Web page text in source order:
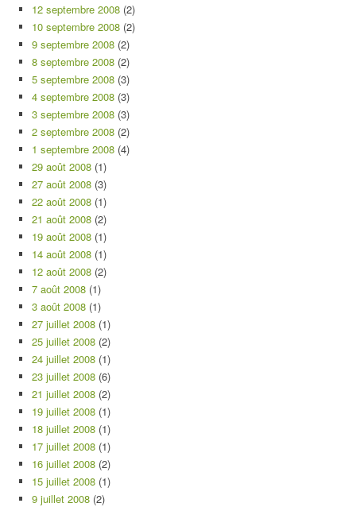
12 septembre 2008 (2)
10 septembre 2008 (2)
9 septembre 2008 (2)
8 septembre 2008 (2)
5 septembre 2008 (3)
4 septembre 2008 (3)
3 septembre 2008 (3)
2 septembre 2008 (2)
1 septembre 2008 (4)
29 août 2008 (1)
27 août 2008 (3)
22 août 2008 (1)
21 août 2008 (2)
19 août 2008 (1)
14 août 2008 (1)
12 août 2008 (2)
7 août 2008 (1)
3 août 2008 (1)
27 juillet 2008 (1)
25 juillet 2008 (2)
24 juillet 2008 (1)
23 juillet 2008 (6)
21 juillet 2008 (2)
19 juillet 2008 (1)
18 juillet 2008 (1)
17 juillet 2008 (1)
16 juillet 2008 (2)
15 juillet 2008 (1)
9 juillet 2008 (2)